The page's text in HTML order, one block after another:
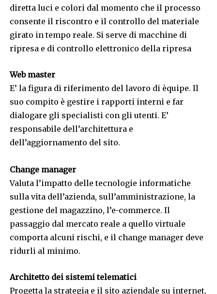
diretta luci e colori dal momento che il processo
consente il riscontro e il controllo del materiale
girato in tempo reale. Si serve di macchine di
ripresa e di controllo elettronico della ripresa
Web master
E’ la figura di riferimento del lavoro di èquipe. Il
suo compito è gestire i rapporti interni e far
dialogare gli specialisti con gli utenti. E’
responsabile dell’architettura e
dell’aggiornamento del sito.
Change manager
Valuta l’impatto delle tecnologie informatiche
sulla vita dell’azienda, sull’amministrazione, la
gestione del magazzino, l’e-commerce. Il
passaggio dal mercato reale a quello virtuale
comporta alcuni rischi, e il change manager deve
ridurli al minimo.
Architetto dei sistemi telematici
Progetta la strategia e il sito aziendale su internet,